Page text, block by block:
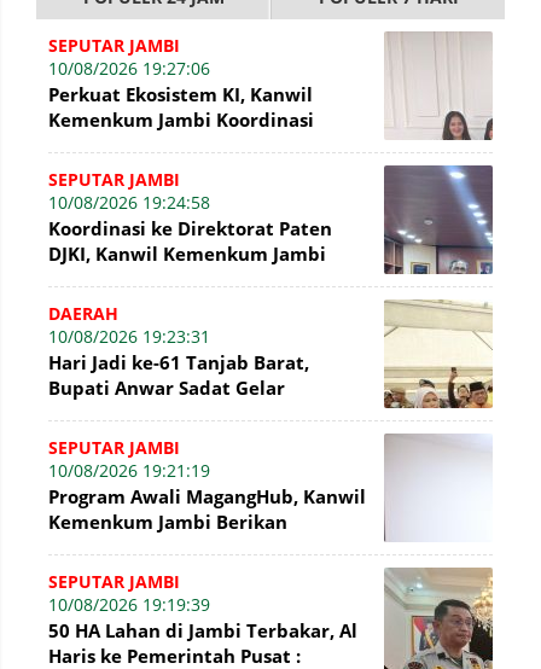
SEPUTAR JAMBI
10/08/2026 19:27:06
Perkuat Ekosistem KI, Kanwil
Kemenkum Jambi Koordinasi
SEPUTAR JAMBI
10/08/2026 19:24:58
Koordinasi ke Direktorat Paten
DJKI, Kanwil Kemenkum Jambi
DAERAH
10/08/2026 19:23:31
Hari Jadi ke-61 Tanjab Barat,
Bupati Anwar Sadat Gelar
SEPUTAR JAMBI
10/08/2026 19:21:19
Program Awali MagangHub, Kanwil
Kemenkum Jambi Berikan
SEPUTAR JAMBI
10/08/2026 19:19:39
50 HA Lahan di Jambi Terbakar, Al
Haris ke Pemerintah Pusat :